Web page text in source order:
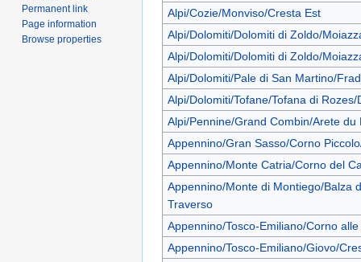
Alpi/Cozie/Monviso/Cresta Est
Alpi/Dolomiti/Dolomiti di Zoldo/
Alpi/Dolomiti/Dolomiti di Zoldo/
Alpi/Dolomiti/Pale di San Martino/
Alpi/Dolomiti/Tofane/Tofana di Rozes/
Alpi/Pennine/Grand Combin/Arete du
Appennino/Gran Sasso/Corno
Appennino/Monte Catria/Corno del
Appennino/Monte di Montiego/Balza
Traverso
Appennino/Tosco-Emiliano/Corno
Appennino/Tosco-Emiliano/Giovo/
Permanent link
Page information
Browse properties